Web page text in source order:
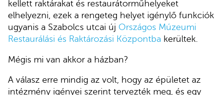
kellett raktárakat és restaurátorműhelyeket
elhelyezni, ezek a rengeteg helyet igénylő funkciók
ugyanis a Szabolcs utcai új Országos Múzeumi
Restaurálási és Raktározási Központba kerültek.
Mégis mi van akkor a házban?
A válasz erre mindig az volt, hogy az épületet az
intézmény igényei szerint tervezték meg, és egy